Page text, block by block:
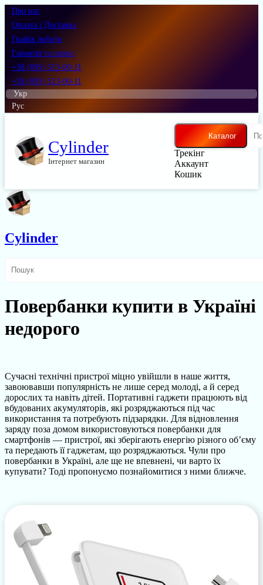
Про нас
Оплата і Доставка
Графік роботи
Гарантія та сервіс
+38 (095) 513-00-11
+38 (093) 513-00-11
Укр
Рус
Cylinder
Інтернет магазин
Каталог
Трекінг
Аккаунт
Кошик
Cylinder
Повербанки купити в Україні
недорого
Сучасні технічні пристрої міцно увійшли в наше життя,
завоювавши популярність не лише серед молоді, а й серед
дорослих та навіть дітей. Портативні гаджети працюють від
вбудованих акумуляторів, які розряджаються під час
використання та потребують підзарядки. Для відновлення
заряду поза домом використовуються повербанки для
смартфонів — пристрої, які зберігають енергію різного об’єму
та передають її гаджетам, що розряджаються. Чули про
повербанки в Україні, але ще не впевнені, чи варто їх
купувати? Тоді пропонуємо познайомитися з ними ближче.